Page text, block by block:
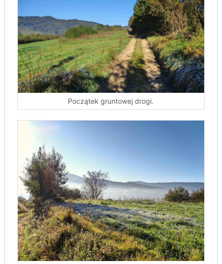
Początek gruntowej drogi.